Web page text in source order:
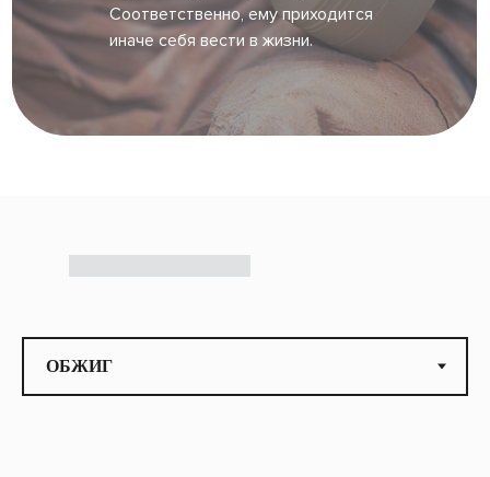
Соответственно, ему приходится
иначе себя вести в жизни.